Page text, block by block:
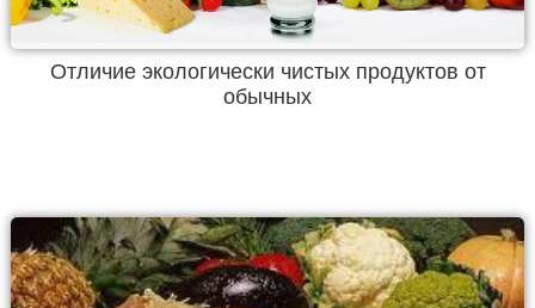
Отличие экологически чистых продуктов от
обычных